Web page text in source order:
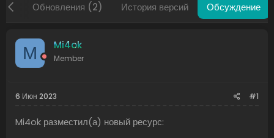
ч
а
Обновления (2) История версий Обсуждение
M Mi4ok
Member
6 Июн 2023 #1
Mi4ok разместил(а) новый ресурс: